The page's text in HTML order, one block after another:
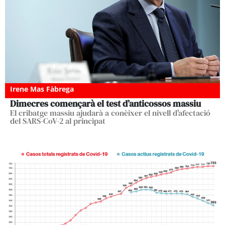
Irene Mas Fàbrega
Dimecres començarà el test d’anticossos massiu
El cribatge massiu ajudarà a conèixer el nivell d'afectació
del SARS-CoV-2 al principat